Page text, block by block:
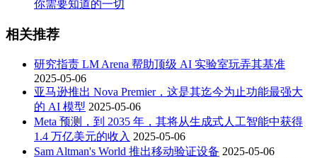
你需要知道的一切
相关推荐
研究指责 LM Arena 帮助顶级 AI 实验室玩弄其基准
2025-05-06
亚马逊推出 Nova Premier，这是其迄今为止功能最强大
的 AI 模型 2025-05-06
Meta 预测，到 2035 年，其将从生成式人工智能中获得
1.4 万亿美元的收入 2025-05-06
Sam Altman's World 推出移动验证设备 2025-05-06